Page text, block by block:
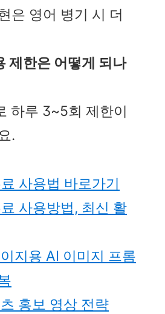
은 영어 병기 시 더
제한은 어떻게 되나
하루 3~5회 제한이
.
사용법 바로가기
사용방법, 최신 활
지용 AI 이미지 프롬
홍보 영상 전략